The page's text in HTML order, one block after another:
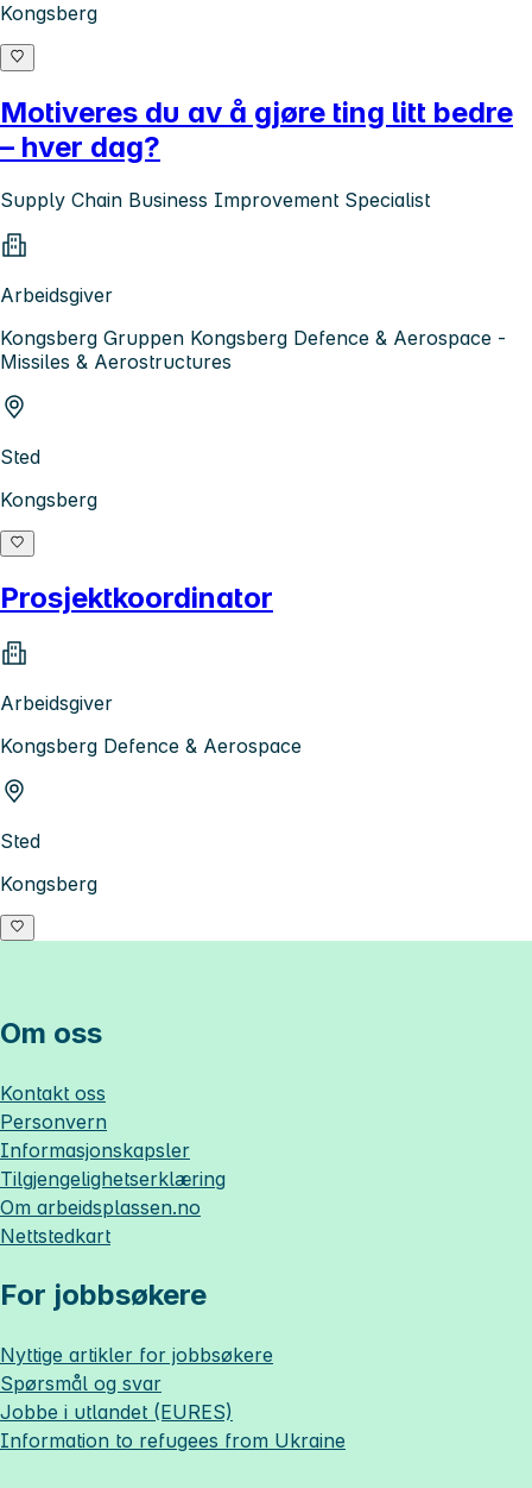
Kongsberg
Motiveres du av å gjøre ting litt bedre
– hver dag?
Supply Chain Business Improvement Specialist
Arbeidsgiver
Kongsberg Gruppen Kongsberg Defence & Aerospace -
Missiles & Aerostructures
Sted
Kongsberg
Prosjektkoordinator
Arbeidsgiver
Kongsberg Defence & Aerospace
Sted
Kongsberg
Om oss
Kontakt oss
Personvern
Informasjonskapsler
Tilgjengelighetserklæring
Om arbeidsplassen.no
Nettstedkart
For jobbsøkere
Nyttige artikler for jobbsøkere
Spørsmål og svar
Jobbe i utlandet (EURES)
Information to refugees from Ukraine